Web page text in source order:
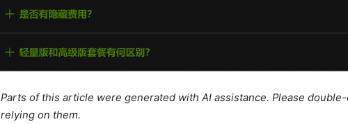
Parts of this article were generated with AI assistance. Please
relying on them.